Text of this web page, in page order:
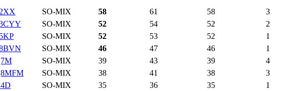
SO-MIX 58 61 58 3
SO-MIX 52 54 52 2
SO-MIX 52 53 52 1
SO-MIX 46 47 46 1
SO-MIX 39 43 39 4
SO-MIX 38 41 38 3
SO-MIX 35 36 35 1